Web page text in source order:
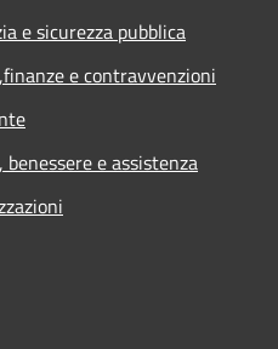
e sicurezza pubblica
e contravvenzioni
benessere e assistenza